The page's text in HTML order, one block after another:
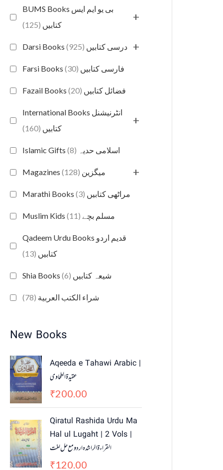
BUMS Books بی یو ایم ایس
کتابیں (125)
+
Darsi Books درسی کتابیں (925) +
Farsi Books فارسی کتابیں (30)
Fazail Books فضائل کتابیں (20)
International Books انٹرنیشنل
کتابیں (160)
+
Islamic Gifts اسلامی حدیہ (8)
Magazines میگزین (128) +
Marathi Books مراٹھی کتابیں (3)
Muslim Kids مسلم بچے (11)
Qadeem Urdu Books قدیم اردو
کتابیں (13)
Shia Books شیعہ کتابیں (6)
شراء الكتب العربية (78)
New Books
Aqeeda e Tahawi Arabic |
عقیدة الطحاوی
₹200.00
Qiratul Rashida Urdu Ma
Hal ul Lugaht | 2 Vols |
القراءة الراشدہ اردو مع حل لغت
₹120.00